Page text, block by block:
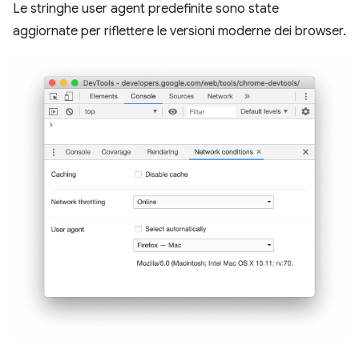
Le stringhe user agent predefinite sono state
aggiornate per riflettere le versioni moderne dei browser.